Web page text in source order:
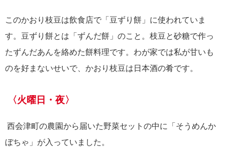
このかおり枝豆は飲食店で「豆ずり餅」に使われていま
す。豆ずり餅とは「ずんだ餅」のこと。枝豆と砂糖で作っ
たずんだあんを絡めた餅料理です。わが家では私が甘いも
のを好まないせいで、かおり枝豆は日本酒の肴です。
〈火曜日・夜〉
西会津町の農園から届いた野菜セットの中に「そうめんか
ぼちゃ」が入っていました。